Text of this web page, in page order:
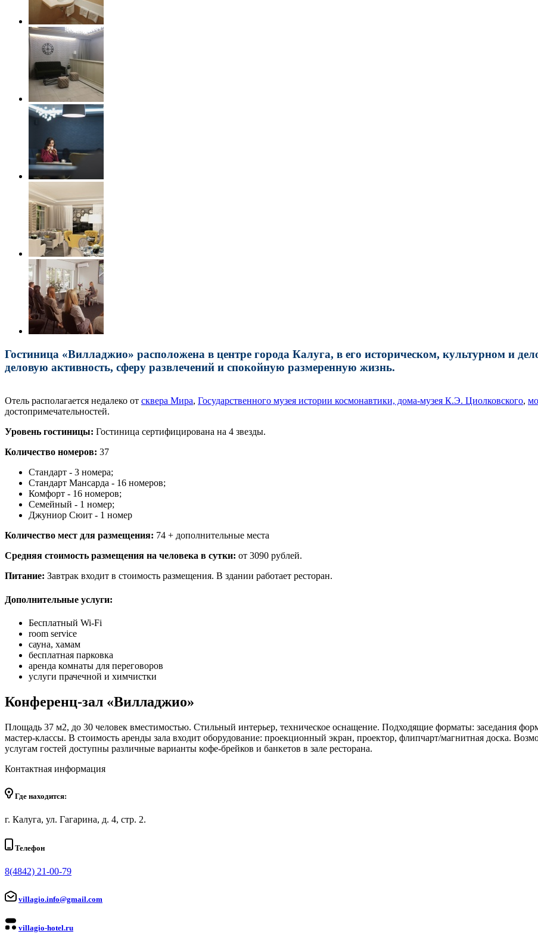
Гостиница «Виллaджиo» расположена в центре города Калуга, в его историческом, культурном и
деловую активность, сферу развлечений и спокойную размеренную жизнь.
Отель располагается недалеко от сквера Мира, Государственного музея истории космонавтики, дома-музея К.Э. Циолковского,
достопримечательностей.
Уровень гостиницы: Гостиница сертифицирована на 4 звезды.
Количество номеров: 37
Стандарт - 3 номера;
Стандарт Мансарда - 16 номеров;
Комфорт - 16 номеров;
Семейный - 1 номер;
Джуниор Сюит - 1 номер
Количество мест для размещения: 74 + дополнительные места
Средняя стоимость размещения на человека в сутки: от 3090 рублей.
Питание: Завтрак входит в стоимость размещения. В здании работает ресторан.
Дополнительные услуги:
Бесплатный Wi-Fi
room service
сауна, хамам
бесплатная парковка
аренда комнаты для переговоров
услуги прачечной и химчистки
Конференц-зал «Вилладжио»
Площадь 37 м2, до 30 человек вместимостью. Стильный интерьер, техническое оснащение. Подходящие форматы: заседания
мастер-классы. В стоимость аренды зала входит оборудование: проекционный экран, проектор, флипчарт/магнитная доска.
услугам гостей доступны различные варианты кофе-брейков и банкетов в зале ресторана.
Контактная информация
Где находится:
г. Калуга, ул. Гагарина, д. 4, стр. 2.
Телефон
8(4842) 21-00-79
villagio.info@gmail.com
villagio-hotel.ru